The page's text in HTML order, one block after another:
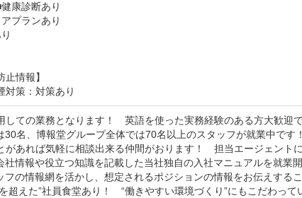
康診断あり
プランあり
止情報】
対策：対策あり
ての業務となります！　英語を使った実務経験のある方大歓迎で
名、博報堂グループ全体では70名以上のスタッフが就業中です！
あれば気軽に相談出来る仲間がおります！　担当エージェント
情報や役立つ知識を記載した当社独自の入社マニュアルを就業
の情報網を活かし、想定されるポジションの情報をお伝えする
超えた”社員食堂あり！　“働きやすい環境づくり”にもこだわって